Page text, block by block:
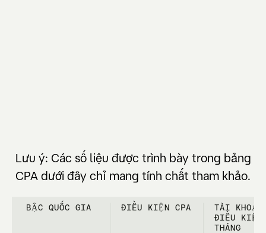
Lưu ý: Các số liệu được trình bày trong bảng
CPA dưới đây chỉ mang tính chất tham khảo.
BẬC QUỐC GIA ĐIỀU KIỆN CPA
TÀI
ĐIỀU KIỆN
THÁNG